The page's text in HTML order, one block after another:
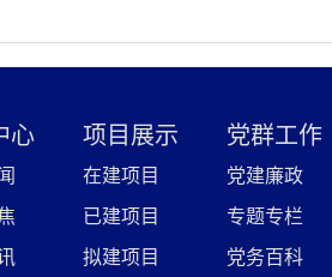
心 项目展示
在建项目
已建项目
拟建项目
党群工作
党建廉政
专题专栏
党务百科